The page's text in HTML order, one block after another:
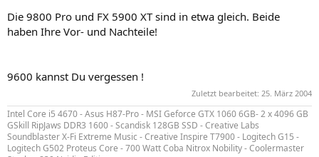
Die 9800 Pro und FX 5900 XT sind in etwa gleich. Beide
haben Ihre Vor- und Nachteile!
9600 kannst Du vergessen !
Zuletzt bearbeitet: 25. März 2004
Intel Core i5 4670 - Asus H87-Pro - MSI Geforce GTX 1060 6GB- 2 x 4096 GB
GSkill RipJaws DDR3 1600 - Scandisk 128GB SSD - Creative Labs
Soundblaster X-Fi Extreme Music - Creative Inspire T7900 - Logitech G15 -
Logitech G502 Proteus Core - 700 Watt Coba Nitrox Nobility - Coolermaster